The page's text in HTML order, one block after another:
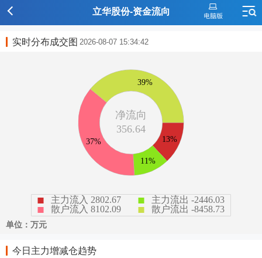
立华股份-资金流向
实时分布成交图 2026-08-07 15:34:42
今日主力增减仓趋势